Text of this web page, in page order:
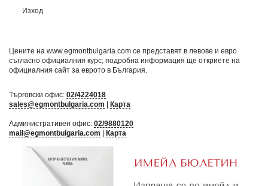
Изход
Цените на www.egmontbulgaria.com се представят в левове и евро
съгласно официалния курс; подробна информация ще откриете на
официалния сайт за еврото в България
Търговски офис: 02/4224018
sales@egmontbulgaria.com
Карта
Административен офис: 02/9880120
mail@egmontbulgaria.com
Карта